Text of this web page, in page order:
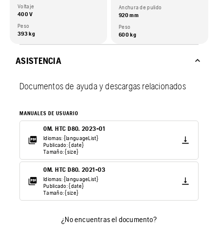
Voltaje
400 V
Peso
393 kg
Anchura de pulido
920 mm
Peso
600 kg
ASISTENCIA
Documentos de ayuda y descargas relacionados
MANUALES DE USUARIO
OM. HTC D80. 2023-01
Idiomas: {languageList}
Publicado: {date}
Tamaño: {size}
OM. HTC D80. 2021-03
Idiomas: {languageList}
Publicado: {date}
Tamaño: {size}
¿No encuentras el documento?